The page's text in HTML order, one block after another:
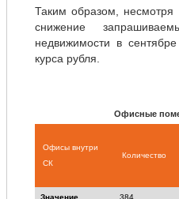
Таким образом, несмотря
снижение
недвижимости в
курса рубля.
Офисные
Офисы внутри
СК
Количество
Значение 384